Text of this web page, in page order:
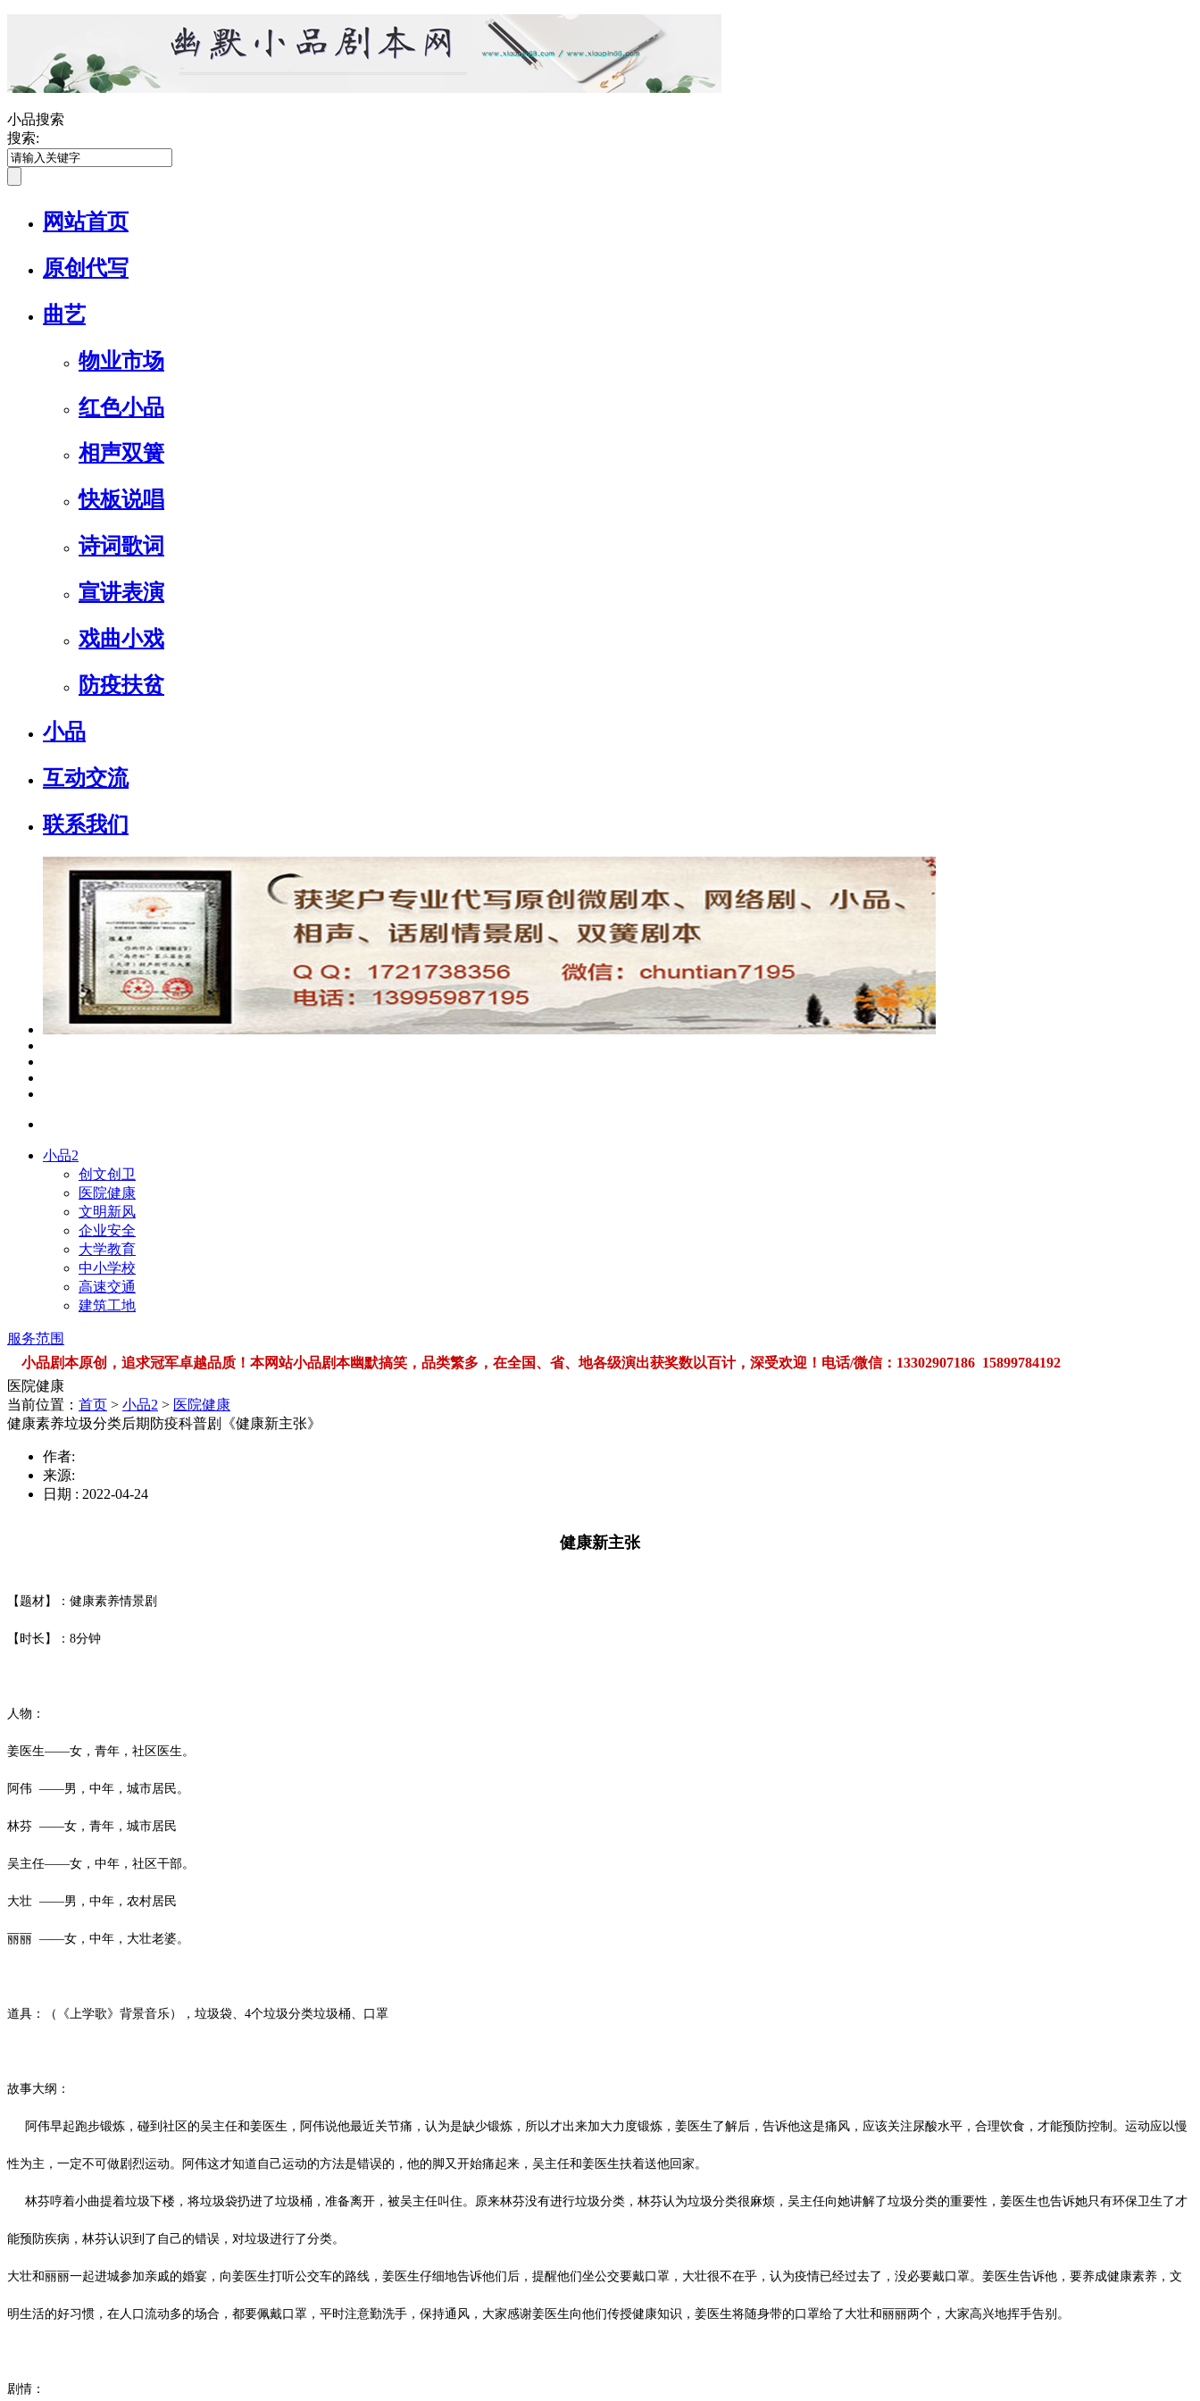
小品搜索
搜索:
网站首页
原创代写
曲艺
物业市场
红色小品
相声双簧
快板说唱
诗词歌词
宣讲表演
戏曲小戏
防疫扶贫
小品
互动交流
联系我们
小品2
创文创卫
医院健康
文明新风
企业安全
大学教育
中小学校
高速交通
建筑工地
服务范围
小品剧本原创，追求冠军卓越品质！本网站小品剧本幽默搞笑，品类繁多，在全国、省、地各级演出获奖数以百计，深受欢迎！电话/微信：13302907186 15899784192
医院健康
当前位置： 首页 > 小品2 > 医院健康
健康素养垃圾分类后期防疫科普剧《健康新主张》
作者:
来源:
日期 : 2022-04-24
健康新主张
【题材】：健康素养情景剧
【时长】： 8分钟
人物：
姜医生——女，青年，社区医生。
阿伟 ——男，中年，城市居民。
林芬 ——女，青年，城市居民
吴主任——女，中年，社区干部。
大壮 ——男，中年，农村居民
丽丽 ——女，中年，大壮老婆。
道具：（《上学歌》背景音乐），垃圾袋、 4个垃圾分类垃圾桶、口罩
故事大纲：
阿伟早起跑步锻炼，碰到社区的吴主任和姜医生，阿伟说他最近关节痛，认为是缺少锻炼，所以才出来加大力度锻炼，姜医生了解后，告诉他这是痛风，应该关注尿酸水平，合理饮食，才能预防控制。运动应以慢
性为主，一定不可做剧烈运动。阿伟这才知道自己运动的方法是错误的，他的脚又开始痛起来，吴主任和姜医生扶着送他回家。
林芬哼着小曲提着垃圾下楼，将垃圾袋扔进了垃圾桶，准备离开，被吴主任叫住。原来林芬没有进行垃圾分类，林芬认为垃圾分类很麻烦，吴主任向她讲解了垃圾分类的重要性，姜医生也告诉她只有环保卫生了才
能预防疾病，林芬认识到了自己的错误，对垃圾进行了分类。
大壮和丽丽一起进城参加亲戚的婚宴，向姜医生打听公交车的路线，姜医生仔细地告诉他们后，提醒他们坐公交要戴口罩，大壮很不在乎，认为疫情已经过去了，没必要戴口罩。姜医生告诉他，要养成健康素养，文
明生活的好习惯，在人口流动多的场合，都要佩戴口罩，平时注意勤洗手，保持通风，大家感谢姜医生向他们传授健康知识，姜医生将随身带的口罩给了大壮和丽丽两个，大家高兴地挥手告别。
剧情：